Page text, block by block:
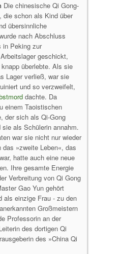
Die chinesische Qi Gong-
die schon als Kind über
übersinnliche
nach Abschluss
in Peking zur
geschickt,
überlebte. Als sie
Lager verließ, war sie
und so verzweifelt,
dachte. Da
einem Taoistischen
der sich als Qi-Gong
als Schülerin annahm.
war sie nicht nur wieder
»zweite Leben«, das
hatte auch eine neue
Ihre gesamte Energie
Verbreitung von Qi Gong
Gao Yun gehört
als einzige Frau - zu den
Großmeistern
Professorin an der
des dortigen Qi
des »China Qi